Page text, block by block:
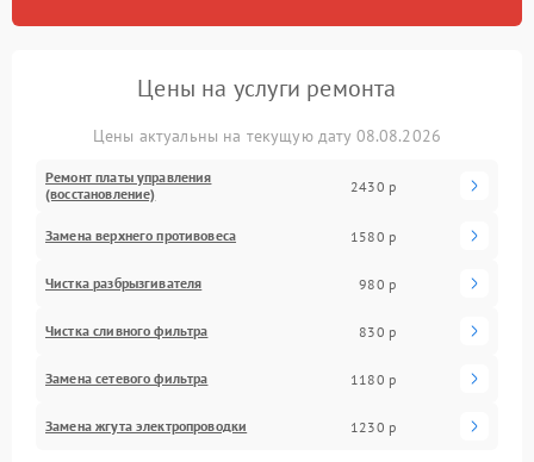
Цены на услуги ремонта
Цены актуальны на текущую дату 08.08.2026
Ремонт платы управления
(восстановление)
2430 р
Замена верхнего противовеса 1580 р
Чистка разбрызгивателя 980 р
Чистка сливного фильтра 830 р
Замена сетевого фильтра 1180 р
Замена жгута электропроводки 1230 р